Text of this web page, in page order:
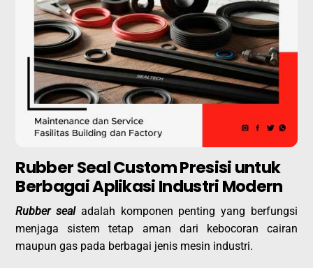
Rubber Seal Custom Presisi untuk
Berbagai Aplikasi Industri Modern
Rubber sealadalah komponen penting yang berfungsi
menjaga sistem tetap aman dari kebocoran cairan
maupun gas pada berbagai jenis mesin industri.